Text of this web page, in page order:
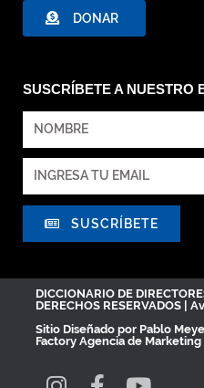
DONAR
SUSCRÍBETE A NUESTRO
SUSCRÍBETE
DICCIONARIO DE
DERECHOS RESERVADOS |
Sitio Diseñado por Pablo
Factory Agencia de Marketing